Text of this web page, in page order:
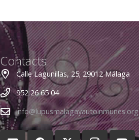
Contacts
Calle Lagunillas, 25; 29012 Málaga
952 26 65 04
info@lupusmalagayautoinmunes.org